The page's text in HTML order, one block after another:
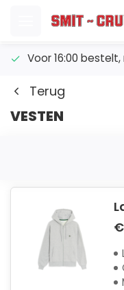
Voor 16:00
Terug
VESTEN